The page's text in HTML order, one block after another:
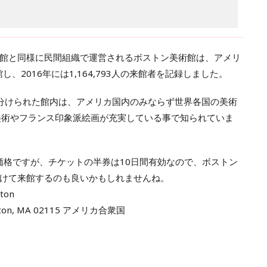
と同様に民間組織で運営されるボストン美術館は、アメリ
、2016年には1,164,793人の来館者を記録しました。
られた館内は、アメリカ国内のみならず世界各国の美術
やフランス印象派絵画が充実している事で知られていま
ですが、チケットの半券は10日間有効なので、ボストン
来館するのも良いかもしれませんね。
MA 02115 アメリカ合衆国